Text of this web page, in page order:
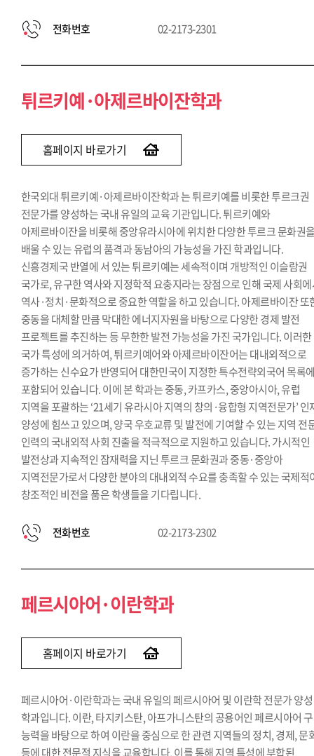
전화번호 02-2173-2301
튀르키예·아제르바이잔학과
홈페이지 바로가기
한국외대 튀르키예·아제르바이잔학과 는 튀르키예를 비롯한 투르크권
전문가를 양성하는 국내 유일의 교육 기관입니다. 튀르키예와
아제르바이잔을 비롯해 중앙유라시아에 위치한 다양한 투르크 문화권
배울 수 있는 유럽의 품격과 동남아의 가능성을 가진 학과입니다.
신흥경제국 반열에 서 있는 튀르키예는 세속적이며 개방적인 이슬람권
국가로, 유구한 역사와 지정학적 요충지라는 장점으로 인해 국제 사회
역사·정치·문화적으로 중요한 역할을 하고 있습니다. 아제르바이잔 또
중동을 대체할 만큼 막대한 에너지자원을 바탕으로 다양한 경제 발전
프로젝트를 추진하는 등 무한한 발전 가능성을 가진 국가입니다. 이러한
국가 특성에 의거하여, 튀르키예어와 아제르바이잔어는 대내외적으로
증가하는 신수요가 반영되어 대한민국이 지정한 특수전략외국어 목록
포함되어 있습니다. 이에 본 학과는 중동, 카프카스, 중앙아시아, 유럽
지역을 포괄하는 ‘21세기 유라시아 지역의 창의·융합형 지역전문가’ 인
양성에 힘쓰고 있으며, 양국 우호교류 및 발전에 기여할 수 있는 지역 전
인력의 국내외적 사회 진출을 적극적으로 지원하고 있습니다. 가시적인
발전상과 지속적인 잠재력을 지닌 투르크 문화권과 중동·중앙아
지역전문가로서 다양한 분야의 대내외적 수요를 충족할 수 있는 국제적
창조적인 비전을 품은 학생들을 기다립니다.
전화번호 02-2173-2302
페르시아어·이란학과
홈페이지 바로가기
페르시아어·이란학과는 국내 유일의 페르시아어 및 이란학 전문가 양성
학과입니다. 이란, 타지키스탄, 아프가니스탄의 공용어인 페르시아어
능력을 바탕으로 하여 이란을 중심으로 한 관련 지역들의 정치, 경제, 문
등에 대한 전문적 지식을 교육합니다. 이를 통해 지역 특성에 부합된